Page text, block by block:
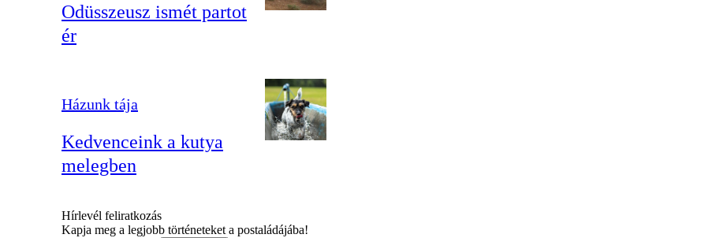
Odüsszeusz ismét partot
ér
Házunk tája
Kedvenceink a kutya
melegben
Hírlevél feliratkozás
Kapja meg a legjobb történeteket a postaládájába!